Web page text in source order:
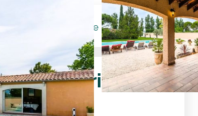
Locatie
met privé-
gezin